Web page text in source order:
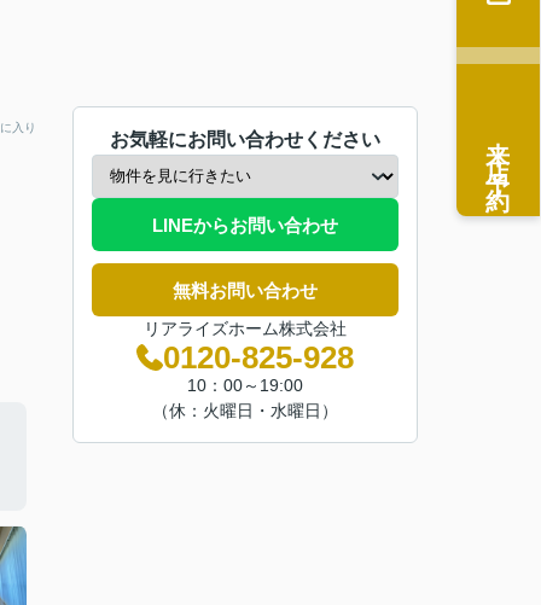
入り
お気軽にお問い合わせください
LINEからお問い合わせ
無料お問い合わせ
リアライズホーム株式会社
0120-825-928
10：00～19:00
（休：火曜日・水曜日）
来店予約